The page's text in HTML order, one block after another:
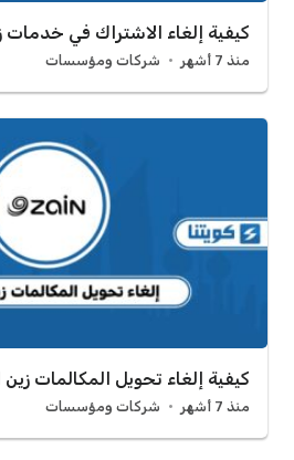
كيفية إلغاء الاشتراك في خدمات زين
منذ 7 أشهر شركات ومؤسسات
كيفية إلغاء تحويل المكالمات زين
منذ 7 أشهر شركات ومؤسسات